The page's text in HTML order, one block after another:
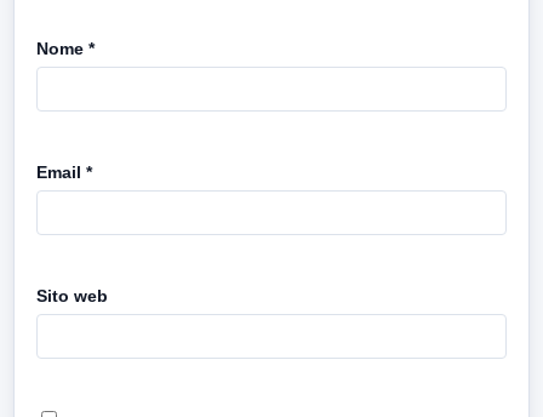
Nome *
Email *
Sito web